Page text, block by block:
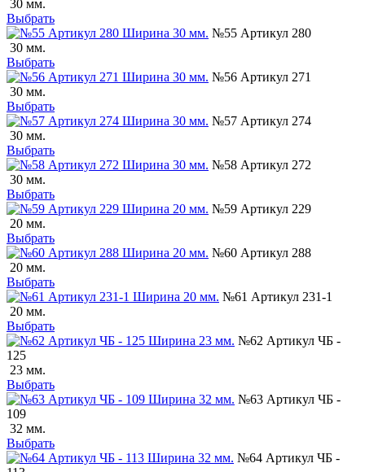
30 мм.
Выбрать
№55 Артикул 280
30 мм.
Выбрать
№56 Артикул 271
30 мм.
Выбрать
№57 Артикул 274
30 мм.
Выбрать
№58 Артикул 272
30 мм.
Выбрать
№59 Артикул 229
20 мм.
Выбрать
№60 Артикул 288
20 мм.
Выбрать
№61 Артикул 231-1
20 мм.
Выбрать
№62 Артикул ЧБ -
125
23 мм.
Выбрать
№63 Артикул ЧБ -
109
32 мм.
Выбрать
№64 Артикул ЧБ -